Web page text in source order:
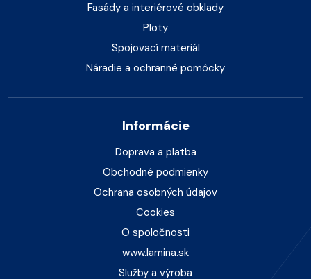
Fasády a interiérové obklady
Ploty
Spojovací materiál
Náradie a ochranné pomôcky
Informácie
Doprava a platba
Obchodné podmienky
Ochrana osobných údajov
Cookies
O spoločnosti
www.lamina.sk
Služby a výroba